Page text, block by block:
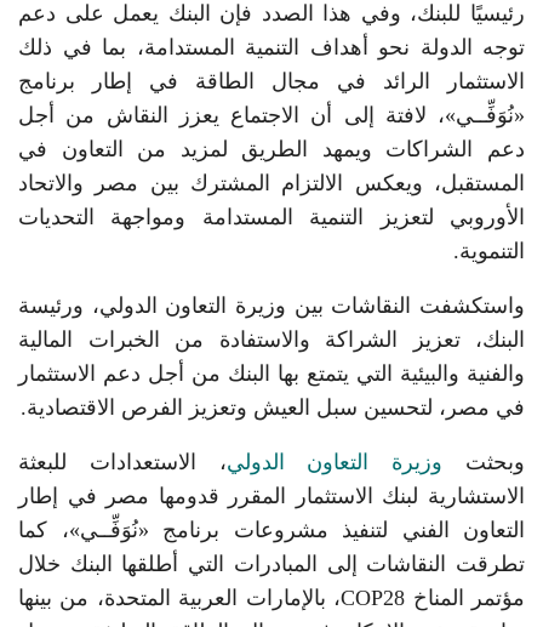
رئيسيًا للبنك، وفي هذا الصدد فإن البنك يعمل على دعم
توجه الدولة نحو أهداف التنمية المستدامة، بما في ذلك
الاستثمار الرائد في مجال الطاقة في إطار برنامج
«نُوَفِّــي»، لافتة إلى أن الاجتماع يعزز النقاش من أجل
دعم الشراكات ويمهد الطريق لمزيد من التعاون في
المستقبل، ويعكس الالتزام المشترك بين مصر والاتحاد
الأوروبي لتعزيز التنمية المستدامة ومواجهة التحديات
التنموية.
واستكشفت النقاشات بين وزيرة التعاون الدولي، ورئيسة
البنك، تعزيز الشراكة والاستفادة من الخبرات المالية
والفنية والبيئية التي يتمتع بها البنك من أجل دعم الاستثمار
في مصر، لتحسين سبل العيش وتعزيز الفرص الاقتصادية.
وبحثت وزيرة التعاون الدولي، الاستعدادات للبعثة
الاستشارية لبنك الاستثمار المقرر قدومها مصر في إطار
التعاون الفني لتنفيذ مشروعات برنامج «نُوَفِّــي»، كما
تطرقت النقاشات إلى المبادرات التي أطلقها البنك خلال
مؤتمر المناخ COP28، بالإمارات العربية المتحدة، من بينها